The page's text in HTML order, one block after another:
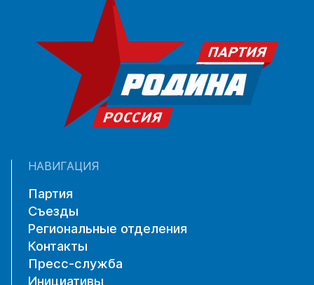
НАВИГАЦИЯ
Партия
Съезды
Региональные отделения
Контакты
Пресс-служба
Инициативы